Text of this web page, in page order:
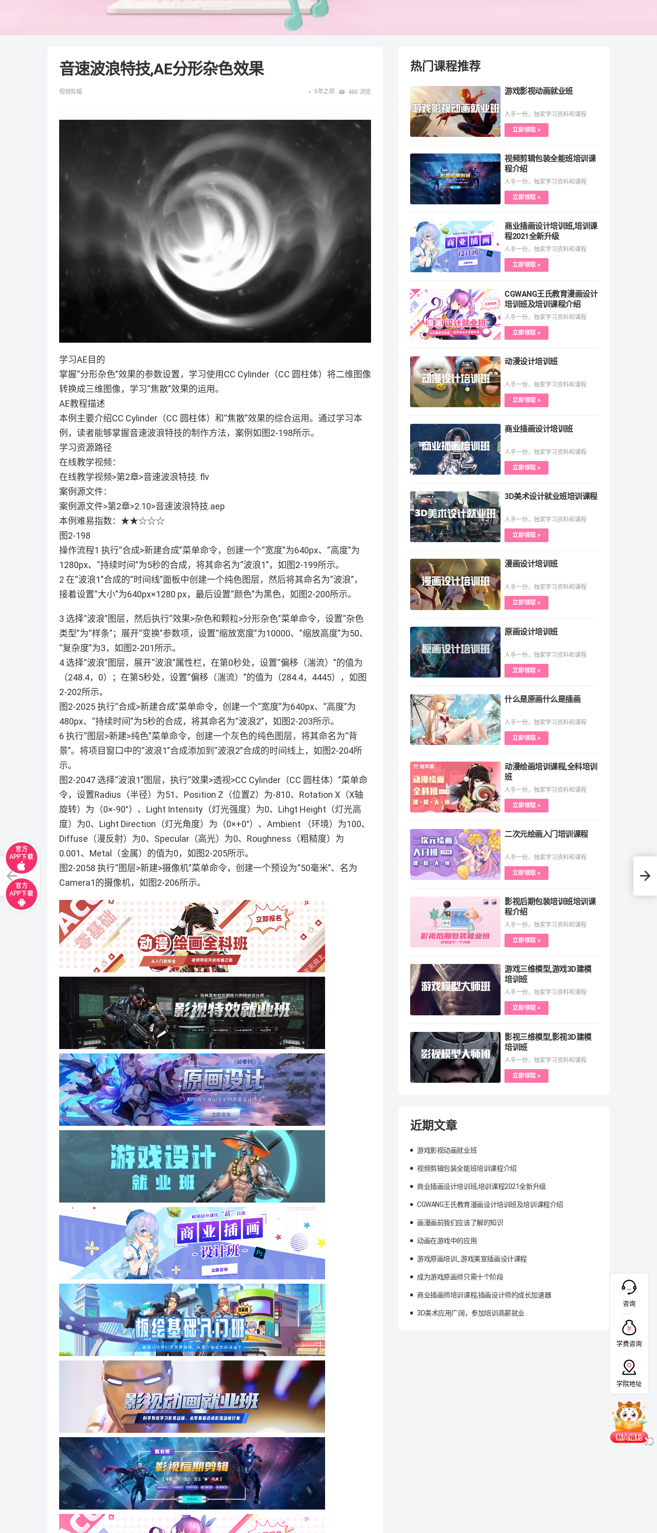
音速波浪特技,AE分形杂色效果
视频剪辑 5年之前 460 浏览
学习AE目的
掌握“分形杂色”效果的参数设置，学习使用CC Cylinder（CC 圆柱体）将二维图像
转换成三维图像，学习“焦散”效果的运用。
AE教程描述
本例主要介绍CC Cylinder（CC 圆柱体）和“焦散”效果的综合运用。通过学习本
例，读者能够掌握音速波浪特技的制作方法，案例如图2-198所示。
学习资源路径
在线教学视频：
在线教学视频>第2章>音速波浪特技. flv
案例源文件：
案例源文件>第2章>2.10>音速波浪特技.aep
本例难易指数：★★☆☆☆
图2-198
操作流程1 执行“合成>新建合成”菜单命令，创建一个“宽度”为640px、“高度”为
1280px、“持续时间”为5秒的合成，将其命名为“波浪1”，如图2-199所示。
2 在“波浪1”合成的“时间线”面板中创建一个纯色图层，然后将其命名为“波浪”，
接着设置“大小”为640px×1280 px，最后设置“颜色”为黑色，如图2-200所示。
3 选择“波浪”图层，然后执行“效果>杂色和颗粒>分形杂色”菜单命令，设置“杂色
类型”为“样条”；展开“变换”参数项，设置“缩放宽度”为10000、“缩放高度”为50、
“复杂度”为3，如图2-201所示。
4 选择“波浪”图层，展开“波浪”属性栏，在第0秒处，设置“偏移（湍流）”的值为
（248.4，0）；在第5秒处，设置“偏移（湍流）”的值为（284.4，4445），如图
2-202所示。
图2-2025 执行“合成>新建合成”菜单命令，创建一个“宽度”为640px、“高度”为
480px、“持续时间”为5秒的合成，将其命名为“波浪2”，如图2-203所示。
6 执行“图层>新建>纯色”菜单命令，创建一个灰色的纯色图层，将其命名为“背
景”。将项目窗口中的“波浪1”合成添加到“波浪2”合成的时间线上，如图2-204所
示。
图2-2047 选择“波浪1”图层，执行“效果>透视>CC Cylinder（CC 圆柱体）”菜单命
令，设置Radius（半径）为51、Position Z（位置Z）为-810、Rotation X（X轴
旋转）为（0×-90°）、Light Intensity（灯光强度）为0、Lihgt Height（灯光高
度）为0、Light Direction（灯光角度）为（0×+0°）、Ambient （环境）为100、
Diffuse（漫反射）为0、Specular（高光）为0、Roughness（粗糙度）为
0.001、Metal（金属）的值为0，如图2-205所示。
图2-2058 执行“图层>新建>摄像机”菜单命令，创建一个预设为“50毫米”、名为
Camera1的摄像机，如图2-206所示。
球体
热门课程推荐
游戏影视动画就业班
人手一份，独家学习资料和课程
立即领取 >
视频剪辑包装全能班培训课
程介绍
人手一份，独家学习资料和课程
立即领取 >
商业插画设计培训班,培训课
程2021全新升级
人手一份，独家学习资料和课程
立即领取 >
CGWANG王氏教育漫画设计
培训班及培训课程介绍
人手一份，独家学习资料和课程
立即领取 >
动漫设计培训班
人手一份，独家学习资料和课程
立即领取 >
商业插画设计培训班
人手一份，独家学习资料和课程
立即领取 >
3D美术设计就业班培训课程
人手一份，独家学习资料和课程
立即领取 >
漫画设计培训班
人手一份，独家学习资料和课程
立即领取 >
原画设计培训班
人手一份，独家学习资料和课程
立即领取 >
什么是原画什么是插画
人手一份，独家学习资料和课程
立即领取 >
动漫绘画培训课程,全科培训
班
人手一份，独家学习资料和课程
立即领取 >
二次元绘画入门培训课程
人手一份，独家学习资料和课程
立即领取 >
影视后期包装培训班培训课
程介绍
人手一份，独家学习资料和课程
立即领取 >
游戏三维模型,游戏3D建模
培训班
人手一份，独家学习资料和课程
立即领取 >
影视三维模型,影视3D建模
培训班
人手一份，独家学习资料和课程
立即领取 >
近期文章
游戏影视动画就业班
视频剪辑包装全能班培训课程介绍
商业插画设计培训班,培训课程2021全新升级
CGWANG王氏教育漫画设计培训班及培训课程介绍
画漫画前我们应该了解的知识
动画在游戏中的应用
游戏原画培训_游戏美宣插画设计课程
成为游戏原画师只需十个阶段
商业插画师培训课程,插画设计师的成长加速器
3D美术应用广阔，参加培训高薪就业
咨询
学费咨询
学院地址